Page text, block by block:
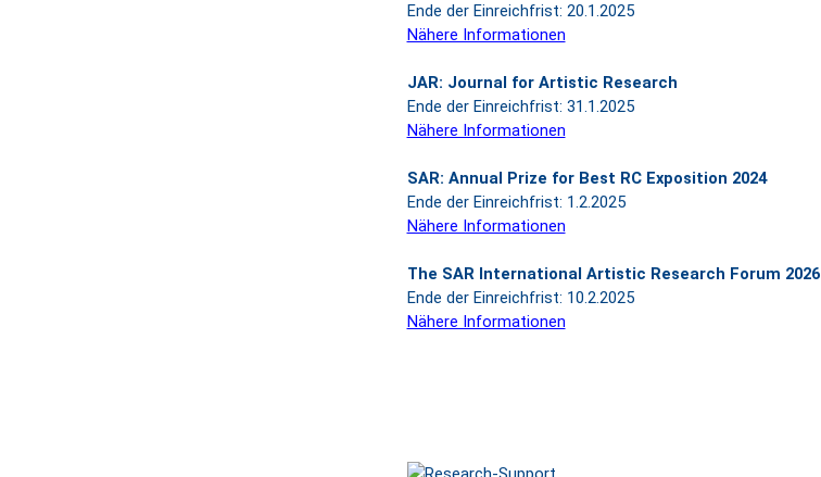
Ende der Einreichfrist: 20.1.2025
Nähere Informationen
JAR: Journal for Artistic Research
Ende der Einreichfrist: 31.1.2025
Nähere Informationen
SAR: Annual Prize for Best RC Exposition 2024
Ende der Einreichfrist: 1.2.2025
Nähere Informationen
The SAR International Artistic Research Forum 2026
Ende der Einreichfrist: 10.2.2025
Nähere Informationen